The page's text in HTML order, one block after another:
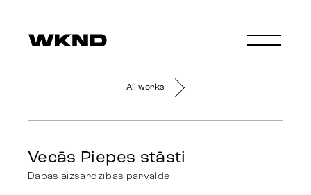
All works
Vecās Piepes stāsti
Dabas aizsardzības pārvalde